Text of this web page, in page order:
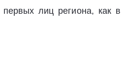
лиц региона, как